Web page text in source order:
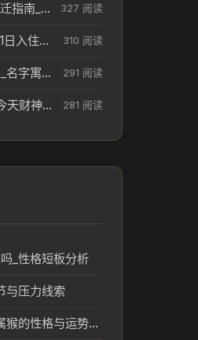
2026年4月14日乔迁指南_搬家择日参考 327 阅读
今日2026年04月11日入住新居老黄历不适宜吗_搬家择日参考 310 阅读
吴姓端庄女孩取名_名字寓意参考 291 阅读
2026年04月12日今天财神在哪个吉位_财神方位参考 281 阅读
_性格短板分析
与压力线索
属鸡和属猴_属鸡属猴的性格与运势民俗解读